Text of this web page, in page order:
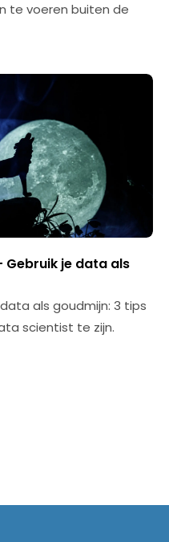
te voeren buiten de
Gebruik je data als
als goudmijn: 3 tips
scientist te zijn.